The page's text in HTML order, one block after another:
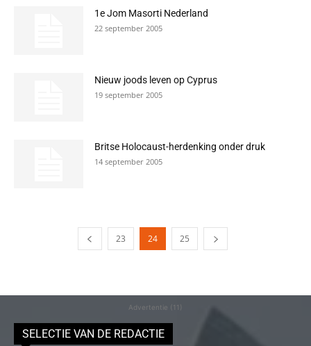
1e Jom Masorti Nederland
22 september 2005
Nieuw joods leven op Cyprus
19 september 2005
Britse Holocaust-herdenking onder druk
14 september 2005
23 24 25
Advertentie (11)
SELECTIE VAN DE REDACTIE